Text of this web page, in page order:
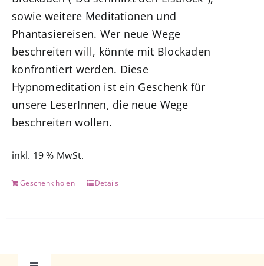
sowie weitere Meditationen und
Phantasiereisen. Wer neue Wege
beschreiten will, könnte mit Blockaden
konfrontiert werden. Diese
Hypnomeditation ist ein Geschenk für
unsere LeserInnen, die neue Wege
beschreiten wollen.
inkl. 19 % MwSt.
Geschenk holen Details